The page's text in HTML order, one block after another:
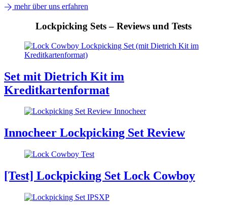
mehr über uns erfahren
Lockpicking Sets – Reviews und Tests
Set mit Dietrich Kit im
Kreditkartenformat
Innocheer Lockpicking Set Review
[Test] Lockpicking Set Lock Cowboy